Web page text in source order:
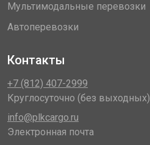
Мультимодальные перевозки
Автоперевозки
Контакты
+7 (812) 407-2999
Круглосуточно (без выходных)
info@plkcargo.ru
Электронная почта